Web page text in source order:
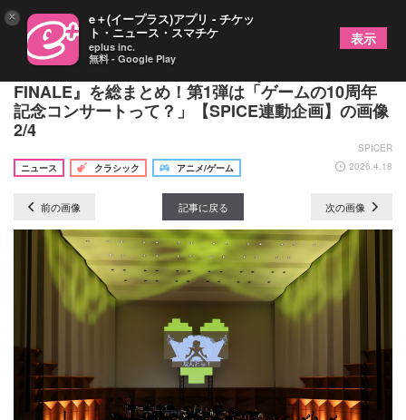
『UNDERTALE 10th Anniversary Concert
FINALE』を総まとめ！第1弾は「ゲームの10周年
記念コンサートって？」【SPICE連動企画】の画像
2/4
SPICER
ニュース
クラシック アニメ/ゲーム 2026.4.18
前の画像 記事に戻る 次の画像
× e＋(イープラス)アプリ - チケッ
ト・ニュース・スマチケ
eplus inc.
無料 - Google Play
表示